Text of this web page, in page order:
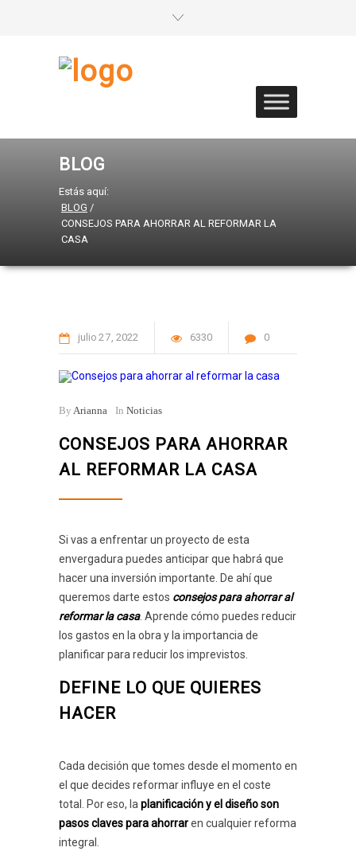
BLOG
Estás aquí:
BLOG /
CONSEJOS PARA AHORRAR AL REFORMAR LA
CASA
julio 27 2022 6330 0
By Arianna In Noticias
CONSEJOS PARA AHORRAR
AL REFORMAR LA CASA
Si vas a enfrentar un proyecto de esta
envergadura puedes anticipar que habrá que
hacer una inversión importante. De ahí que
queremos darte estos consejos para ahorrar al
reformar la casa. Aprende cómo puedes reducir
los gastos en la obra y la importancia de
planificar para reducir los imprevistos.
DEFINE LO QUE QUIERES
HACER
Cada decisión que tomes desde el momento en
el que decides reformar influye en el coste
total. Por eso, laplanificación y el diseño son
pasos claves para ahorraren cualquier reforma
integral.